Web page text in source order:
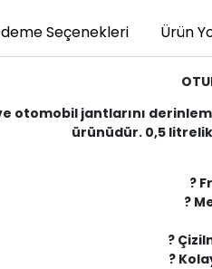
Seçenekleri Ürün
otomobil jantlarını
ürünüdür. 0,5
?
?
?
?